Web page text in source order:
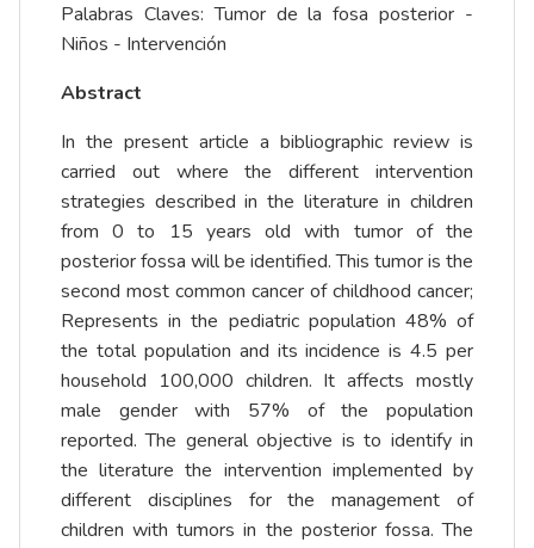
Palabras Claves: Tumor de la fosa posterior -
Niños - Intervención
Abstract
In the present article a bibliographic review is
carried out where the different intervention
strategies described in the literature in children
from 0 to 15 years old with tumor of the
posterior fossa will be identified. This tumor is the
second most common cancer of childhood cancer;
Represents in the pediatric population 48% of
the total population and its incidence is 4.5 per
household 100,000 children. It affects mostly
male gender with 57% of the population
reported. The general objective is to identify in
the literature the intervention implemented by
different disciplines for the management of
children with tumors in the posterior fossa. The